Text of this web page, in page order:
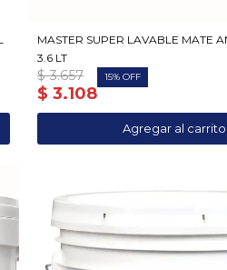
MASTER SUPER LAVABLE MATE
3.6 LT
$ 3.108
$ 3.657 15